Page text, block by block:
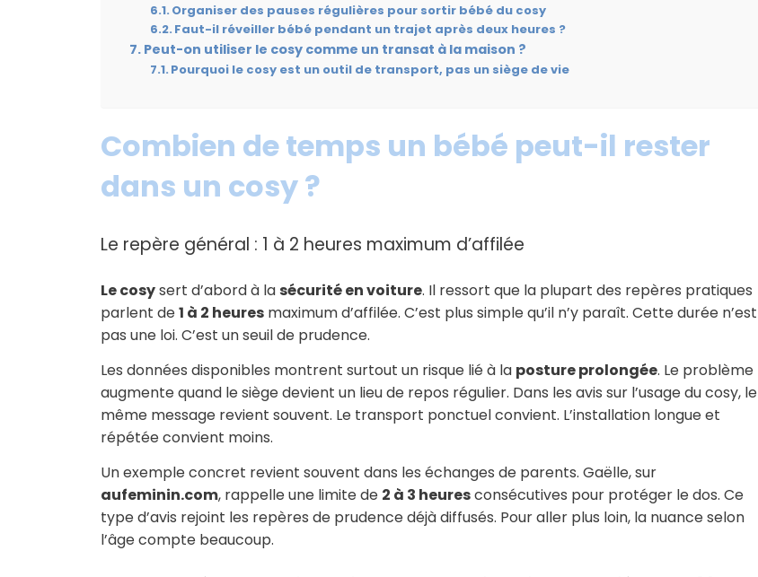
Organiser des pauses régulières pour sortir bébé du cosy
Faut-il réveiller bébé pendant un trajet après deux heures ?
Peut-on utiliser le cosy comme un transat à la maison ?
Pourquoi le cosy est un outil de transport, pas un siège de vie
Combien de temps un bébé peut-il rester
dans un cosy ?
Le repère général : 1 à 2 heures maximum d’affilée
Le cosysert d’abord à la sécurité en voiture. Il ressort que la plupart des repères pratiques
parlent de1 à 2 heures maximum d’affilée. C’est plus simple qu’il n’y paraît. Cette durée n’est
pas une loi. C’est un seuil de prudence.
Les données disponibles montrent surtout un risque lié à la posture prolongée. Le problème
augmente quand le siège devient un lieu de repos régulier. Dans les avis sur l’usage du cosy, le
même message revient souvent. Le transport ponctuel convient. L’installation longue et
répétée convient moins.
Un exemple concret revient souvent dans les échanges de parents. Gaëlle, sur
aufeminin.com, rappelle une limite de 2 à 3 heuresconsécutives pour protéger le dos. Ce
type d’avis rejoint les repères de prudence déjà diffusés. Pour aller plus loin, la nuance selon
l’âge compte beaucoup.